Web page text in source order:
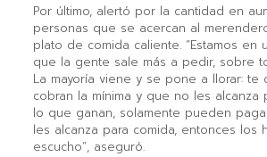
Por último, alertó por la cantidad en
personas que se acercan al
plato de comida caliente. “Estamos en
que la gente sale más a pedir, sobre
La mayoría viene y se pone a llorar: te
cobran la mínima y que no les alcanza
lo que ganan, solamente pueden
les alcanza para comida, entonces los
escucho”, aseguró.